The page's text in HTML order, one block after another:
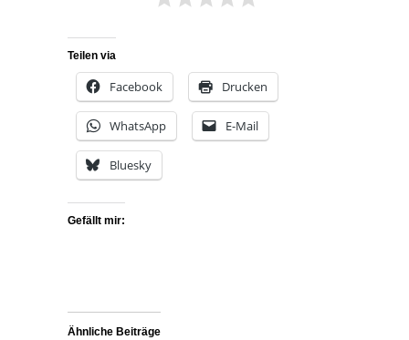
Teilen via
Facebook Drucken
WhatsApp E-Mail
Bluesky
Gefällt mir:
Ähnliche Beiträge